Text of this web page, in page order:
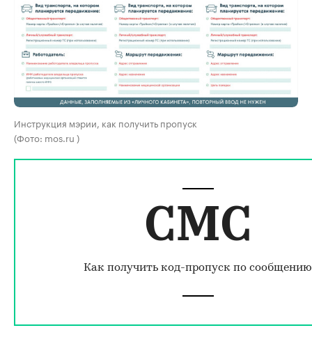
Инструкция мэрии, как получить пропуск
(Фото: mos.ru )
СМС
Как получить код-пропуск по сообщению